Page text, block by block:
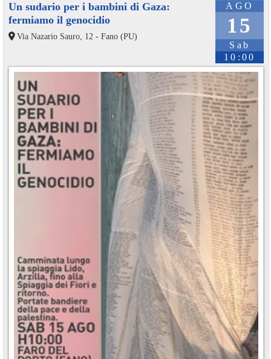
AGO
15
Sab
10:00
Un sudario per i bambini di Gaza:
fermiamo il genocidio
Via Nazario Sauro, 12 - Fano (PU)